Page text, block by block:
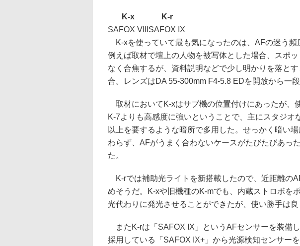
K-x
K-r
SAFOX VIII SAFOX IX
K-xを使っていて最も気になったのは、AFの迷う頻
例えば取材で壇上の人物を被写体とした場合、スポ
なく合焦するが、資料説明などで少し明かりを落と
合。レンズはDA 55-300mm F4-5.8 EDを開放から一
取材においてK-xはサブ機の位置付けにあったが、
K-7よりも高感度に強いということで、主にスタジオ
以上を要するような暗所で多用した。せっかく暗い
わらず、AFがうまく合わないケースがたびたびあっ
た。
K-rでは補助光ライトを新搭載したので、近距離の
めそうだ。K-xや旧機種のK-mでも、内蔵ストロボを
光代わりに発光させることができたが、使い勝手は良
またK-rは「SAFOX IX」というAFセンサーを装備
採用している「SAFOX IX+」から光源検知センサー